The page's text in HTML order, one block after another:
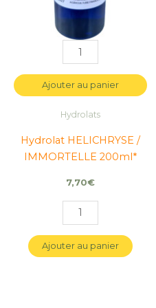
Ajouter au panier
Hydrolats
Hydrolat HELICHRYSE /
IMMORTELLE 200ml*
7,70€
Ajouter au panier